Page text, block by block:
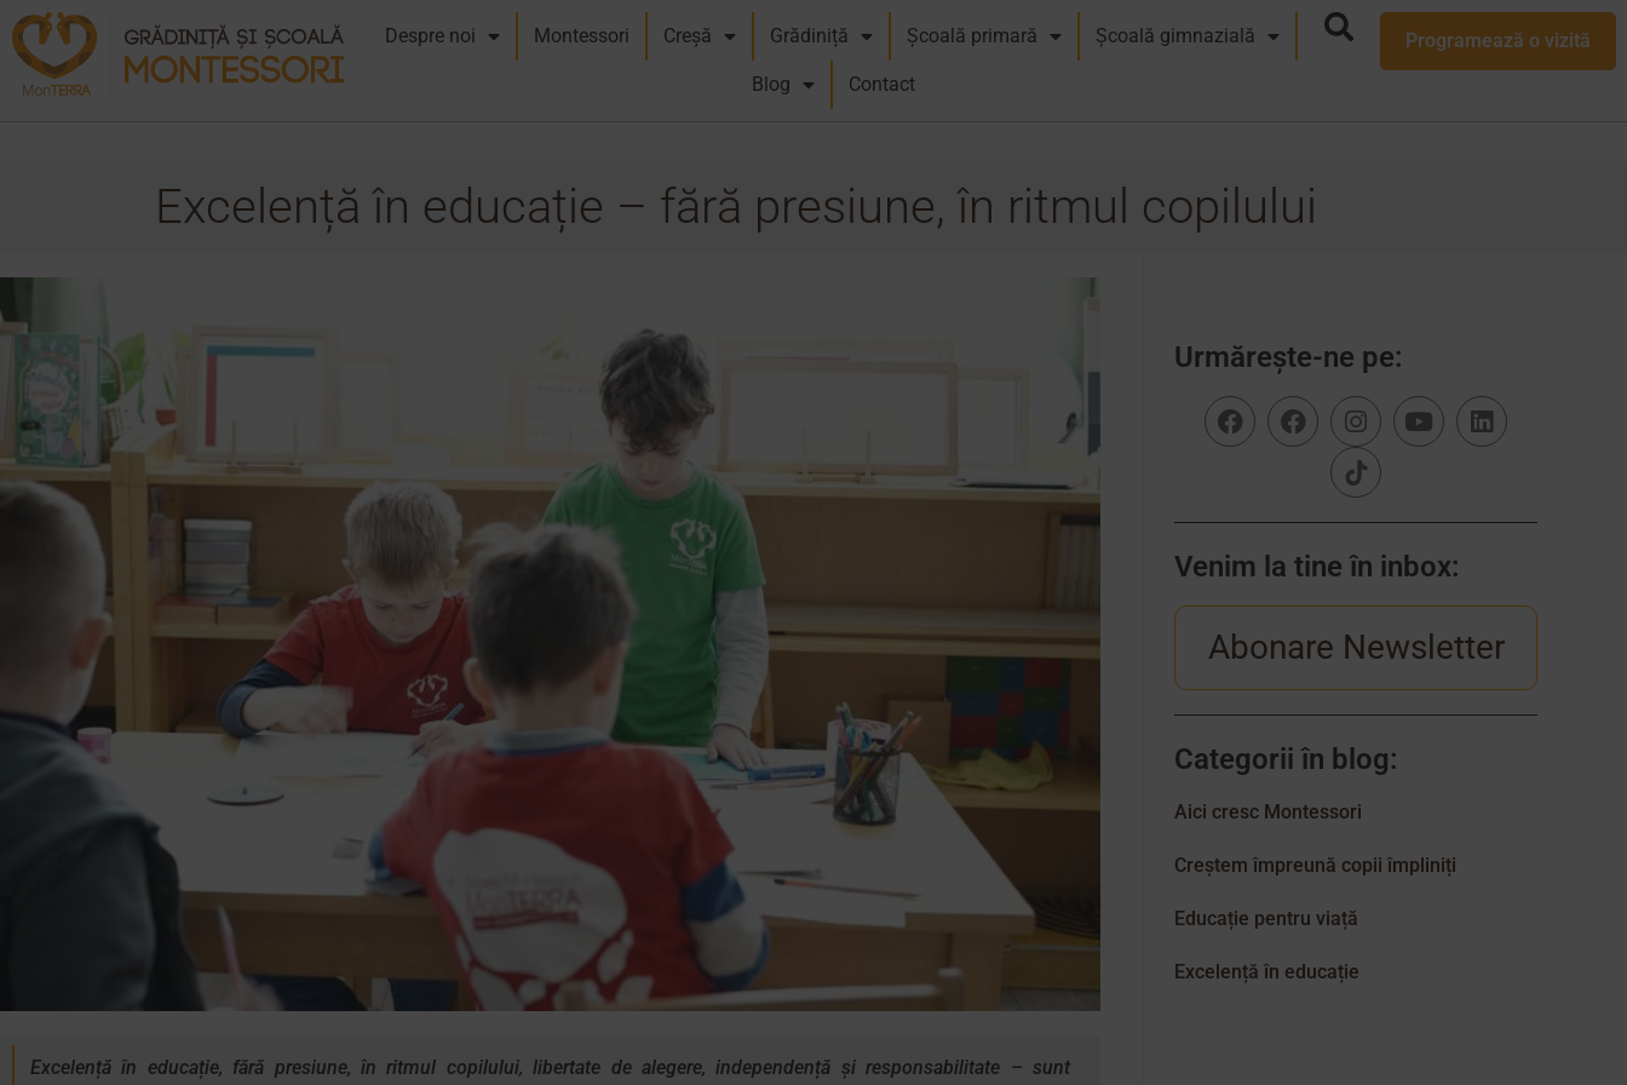
Despre noi Montessori Creșă Grădiniță Școală primară Școală gimnazială
Blog Contact
Programează o vizită
Excelență în educație – fără presiune, în ritmul copilului
Excelență în educație, fără presiune, în ritmul copilului, libertate de alegere, independență și responsabilitate – sunt
Urmărește-ne pe:
Venim la tine în inbox:
Abonare Newsletter
Categorii în blog:
Aici cresc Montessori
Creștem împreună copii împliniți
Educație pentru viață
Excelență în educație